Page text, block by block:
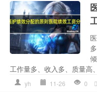
工作量多、收入多、质量高
yh 11-26 0